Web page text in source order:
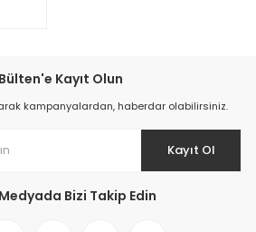
Kayıt Olun
kampanyalardan, haberdar olabilirsiniz.
Kayıt Ol
Bizi Takip Edin